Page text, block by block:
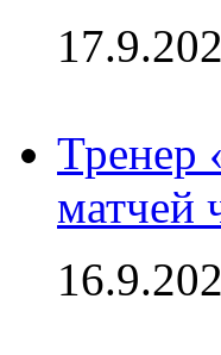
Тренер
матчей